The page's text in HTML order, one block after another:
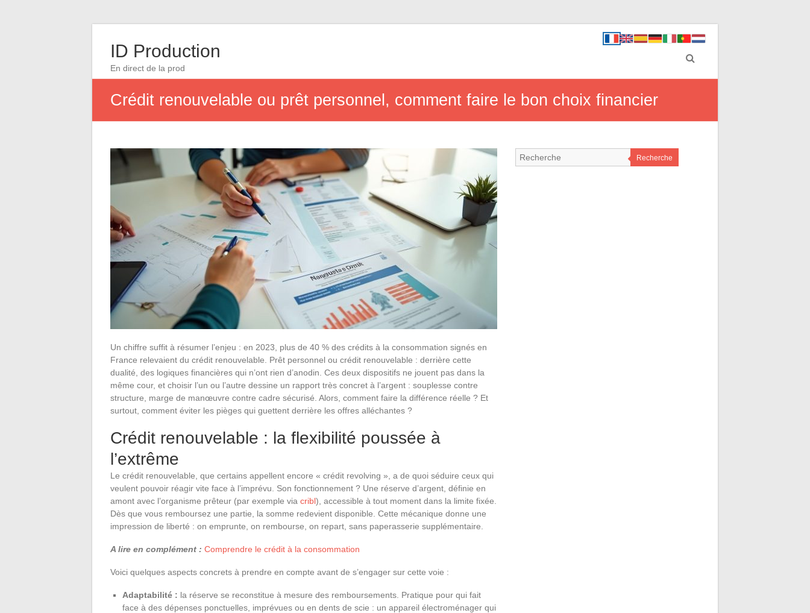
ID Production
En direct de la prod
Crédit renouvelable ou prêt personnel, comment faire le bon choix financier
Un chiffre suffit à résumer l’enjeu : en 2023, plus de 40 % des crédits à la consommation signés en
France relevaient du crédit renouvelable. Prêt personnel ou crédit renouvelable : derrière cette
dualité, des logiques financières qui n’ont rien d’anodin. Ces deux dispositifs ne jouent pas dans la
même cour, et choisir l’un ou l’autre dessine un rapport très concret à l’argent : souplesse contre
structure, marge de manœuvre contre cadre sécurisé. Alors, comment faire la différence réelle ? Et
surtout, comment éviter les pièges qui guettent derrière les offres alléchantes ?
Crédit renouvelable : la flexibilité poussée à
l’extrême
Le crédit renouvelable, que certains appellent encore « crédit revolving », a de quoi séduire ceux qui
veulent pouvoir réagir vite face à l’imprévu. Son fonctionnement ? Une réserve d’argent, définie en
amont avec l’organisme prêteur (par exemple via cribl), accessible à tout moment dans la limite fixée.
Dès que vous remboursez une partie, la somme redevient disponible. Cette mécanique donne une
impression de liberté : on emprunte, on rembourse, on repart, sans paperasserie supplémentaire.
A lire en complément : Comprendre le crédit à la consommation
Voici quelques aspects concrets à prendre en compte avant de s’engager sur cette voie :
Adaptabilité : la réserve se reconstitue à mesure des remboursements. Pratique pour qui fait
face à des dépenses ponctuelles, imprévues ou en dents de scie : un appareil électroménager qui
Recherche